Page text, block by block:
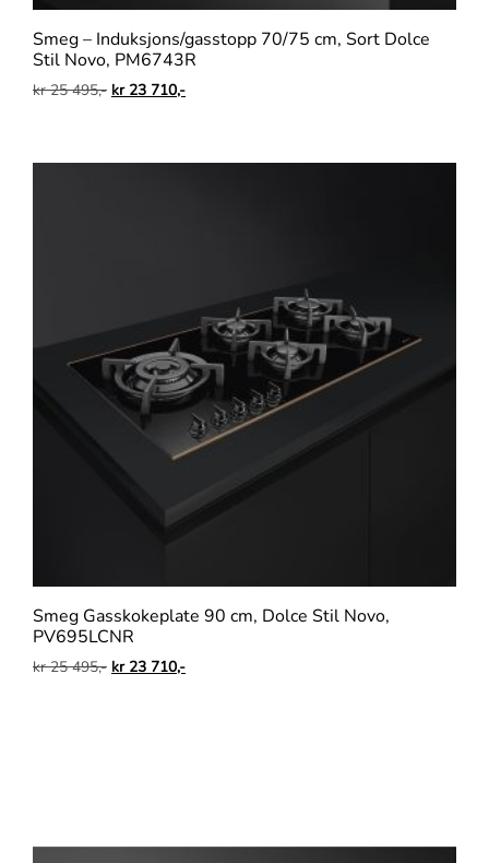
Smeg – Induksjons/gasstopp 70/75 cm, Sort Dolce
Stil Novo, PM6743R
kr25 495,- kr23 710,-
Smeg Gasskokeplate 90 cm, Dolce Stil Novo,
PV695LCNR
kr25 495,- kr23 710,-